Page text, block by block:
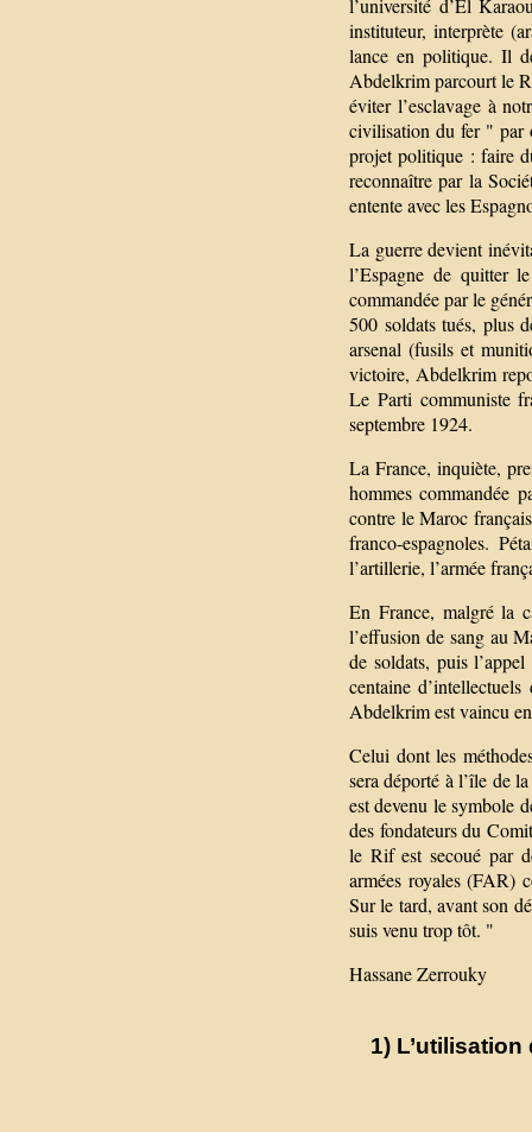
l’université d’El
instituteur, interprète
lance en politique. Il
Abdelkrim parcourt le
éviter l’esclavage à
civilisation du fer " par
projet politique : faire
reconnaître par la
entente avec les
La guerre devient
l’Espagne de quitter
commandée par le
500 soldats tués, plus
arsenal (fusils et
victoire, Abdelkrim
Le Parti communiste
septembre 1924.
La France, inquiète,
hommes commandée
contre le Maroc
franco-espagnoles.
l’artillerie, l’armée
En France, malgré la
l’effusion de sang au
de soldats, puis
centaine
Abdelkrim est vaincu
Celui dont les
sera déporté à l’île de
est devenu le symbole
des fondateurs du
le Rif est secoué par
armées royales (FAR)
Sur le tard, avant son
suis venu trop tôt. "
Hassane Zerrouky
1)